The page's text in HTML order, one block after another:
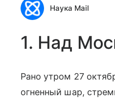
Наука Mail
1. Над
Рано утром 27
огненный шар,